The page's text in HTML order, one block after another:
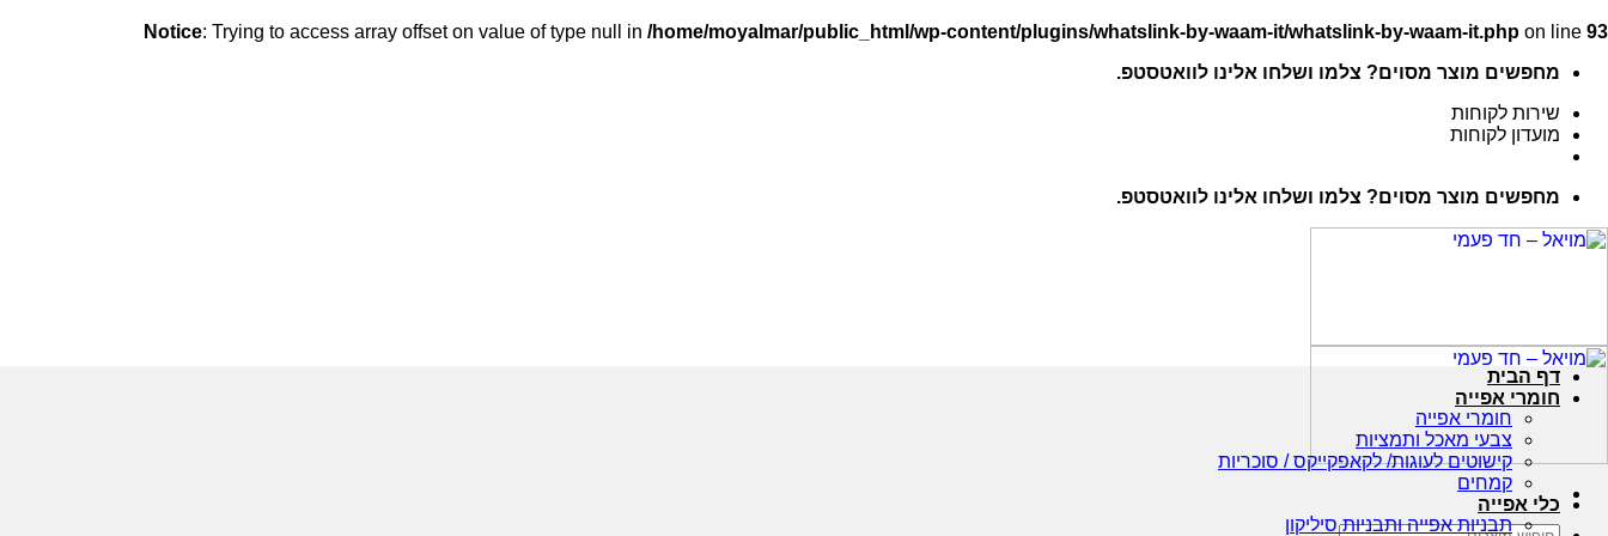
Notice: Trying to access array offset on value of type null in /home/moyalmar/public_html/wp-content/plugins/whatslink-by-waam-it/whatslink-by-waam-it.php on line 93
מחפשים מוצר מסוים? צלמו ושלחו אלינו לוואטסטפ.
שירות לקוחות
מועדון לקוחות
מחפשים מוצר מסוים? צלמו ושלחו אלינו לוואטסטפ.
דף הבית
חומרי אפייה
חומרי אפייה
צבעי מאכל ותמציות
קישוטים לעוגות/ לקאפקייקס / סוכריות
קמחים
כלי אפייה
תבניות אפייה ותבניות סיליקון